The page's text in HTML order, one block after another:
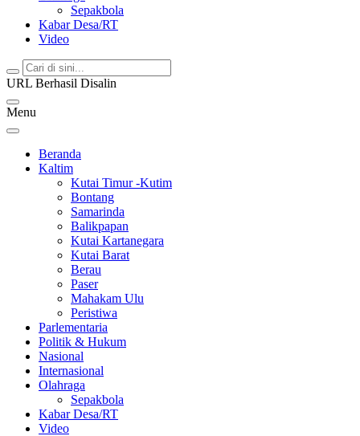
Sepakbola
Kabar Desa/RT
Video
URL Berhasil Disalin
Menu
Beranda
Kaltim
Kutai Timur -Kutim
Bontang
Samarinda
Balikpapan
Kutai Kartanegara
Kutai Barat
Berau
Paser
Mahakam Ulu
Peristiwa
Parlementaria
Politik & Hukum
Nasional
Internasional
Olahraga
Sepakbola
Kabar Desa/RT
Video